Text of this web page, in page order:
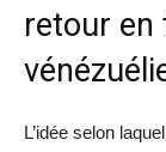
retour en
L’idée selon